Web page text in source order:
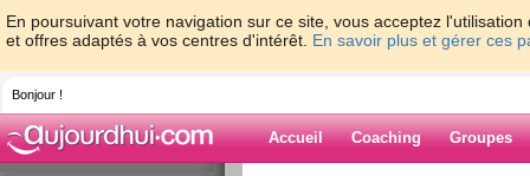
En poursuivant votre navigation sur ce site, vous acceptez
et offres adaptés à vos centres d'intérêt. En savoir plus et gérer ces
Bonjour !
Accueil Coaching Groupes